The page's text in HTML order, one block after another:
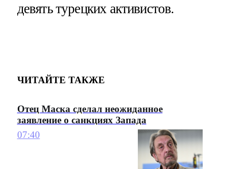
девять турецких активистов.
ЧИТАЙТЕ ТАКЖЕ
Отец Маска сделал неожиданное
заявление о санкциях Запада
07:40